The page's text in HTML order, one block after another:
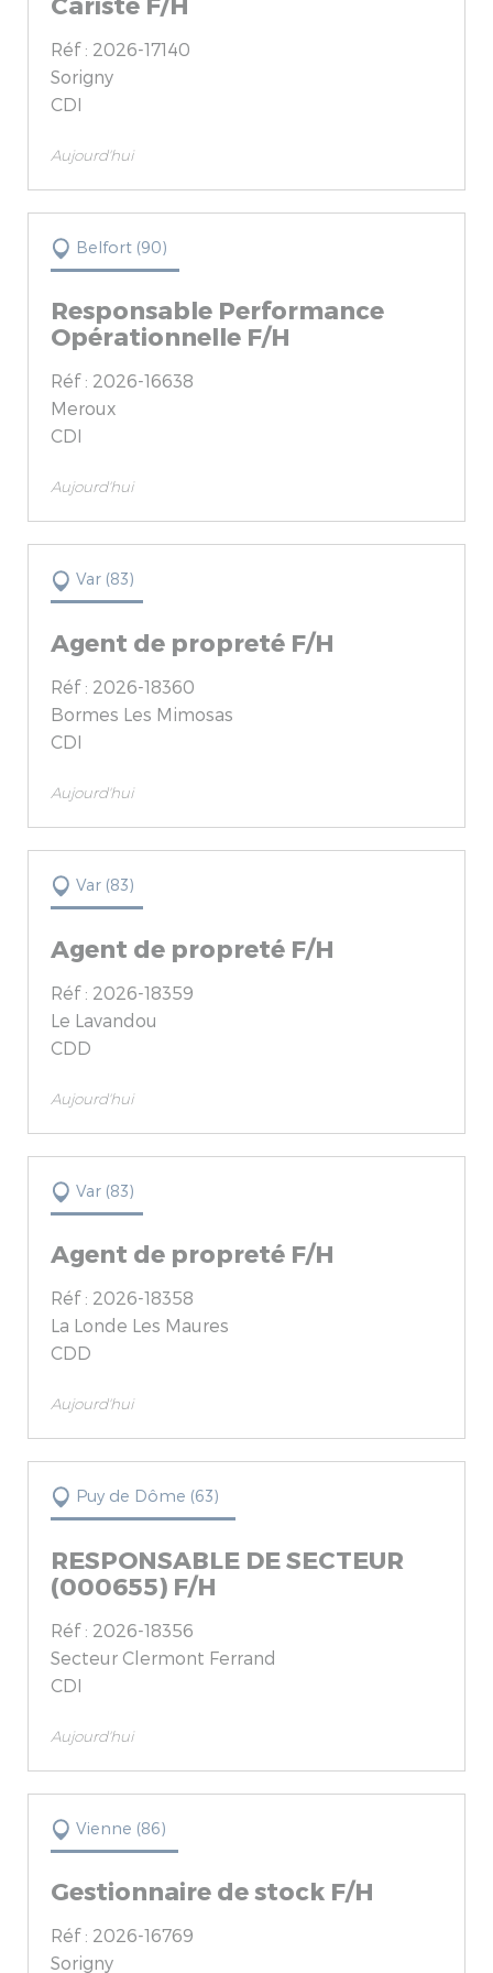
Réf : 2026-17140
Sorigny
CDI
Aujourd'hui
Belfort (90)
Responsable Performance
Opérationnelle F/H
Réf : 2026-16638
Meroux
CDI
Aujourd'hui
Var (83)
Agent de propreté F/H
Réf : 2026-18360
Bormes Les Mimosas
CDI
Aujourd'hui
Var (83)
Agent de propreté F/H
Réf : 2026-18359
Le Lavandou
CDD
Aujourd'hui
Var (83)
Agent de propreté F/H
Réf : 2026-18358
La Londe Les Maures
CDD
Aujourd'hui
Puy de Dôme (63)
RESPONSABLE DE SECTEUR
(000655) F/H
Réf : 2026-18356
Secteur Clermont Ferrand
CDI
Aujourd'hui
Vienne (86)
Gestionnaire de stock F/H
Réf : 2026-16769
Sorigny